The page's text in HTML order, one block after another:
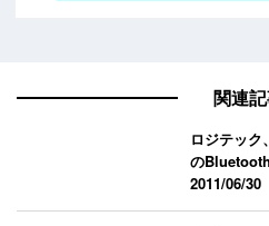
関連
ロジテッ
の
2011/06/30